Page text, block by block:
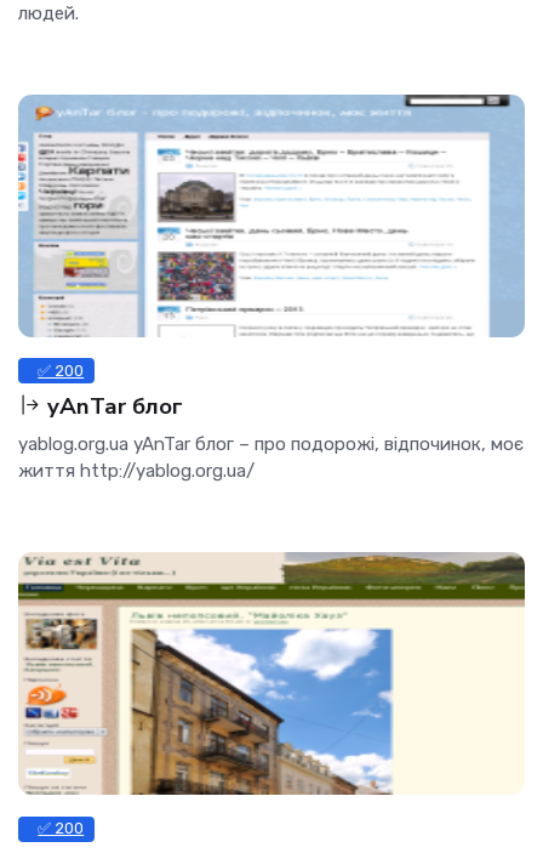
людей.
✅ 200
yAnTar блог
yablog.org.ua yAnTar блог – про подорожі, відпочинок, моє
життя http://yablog.org.ua/
✅ 200